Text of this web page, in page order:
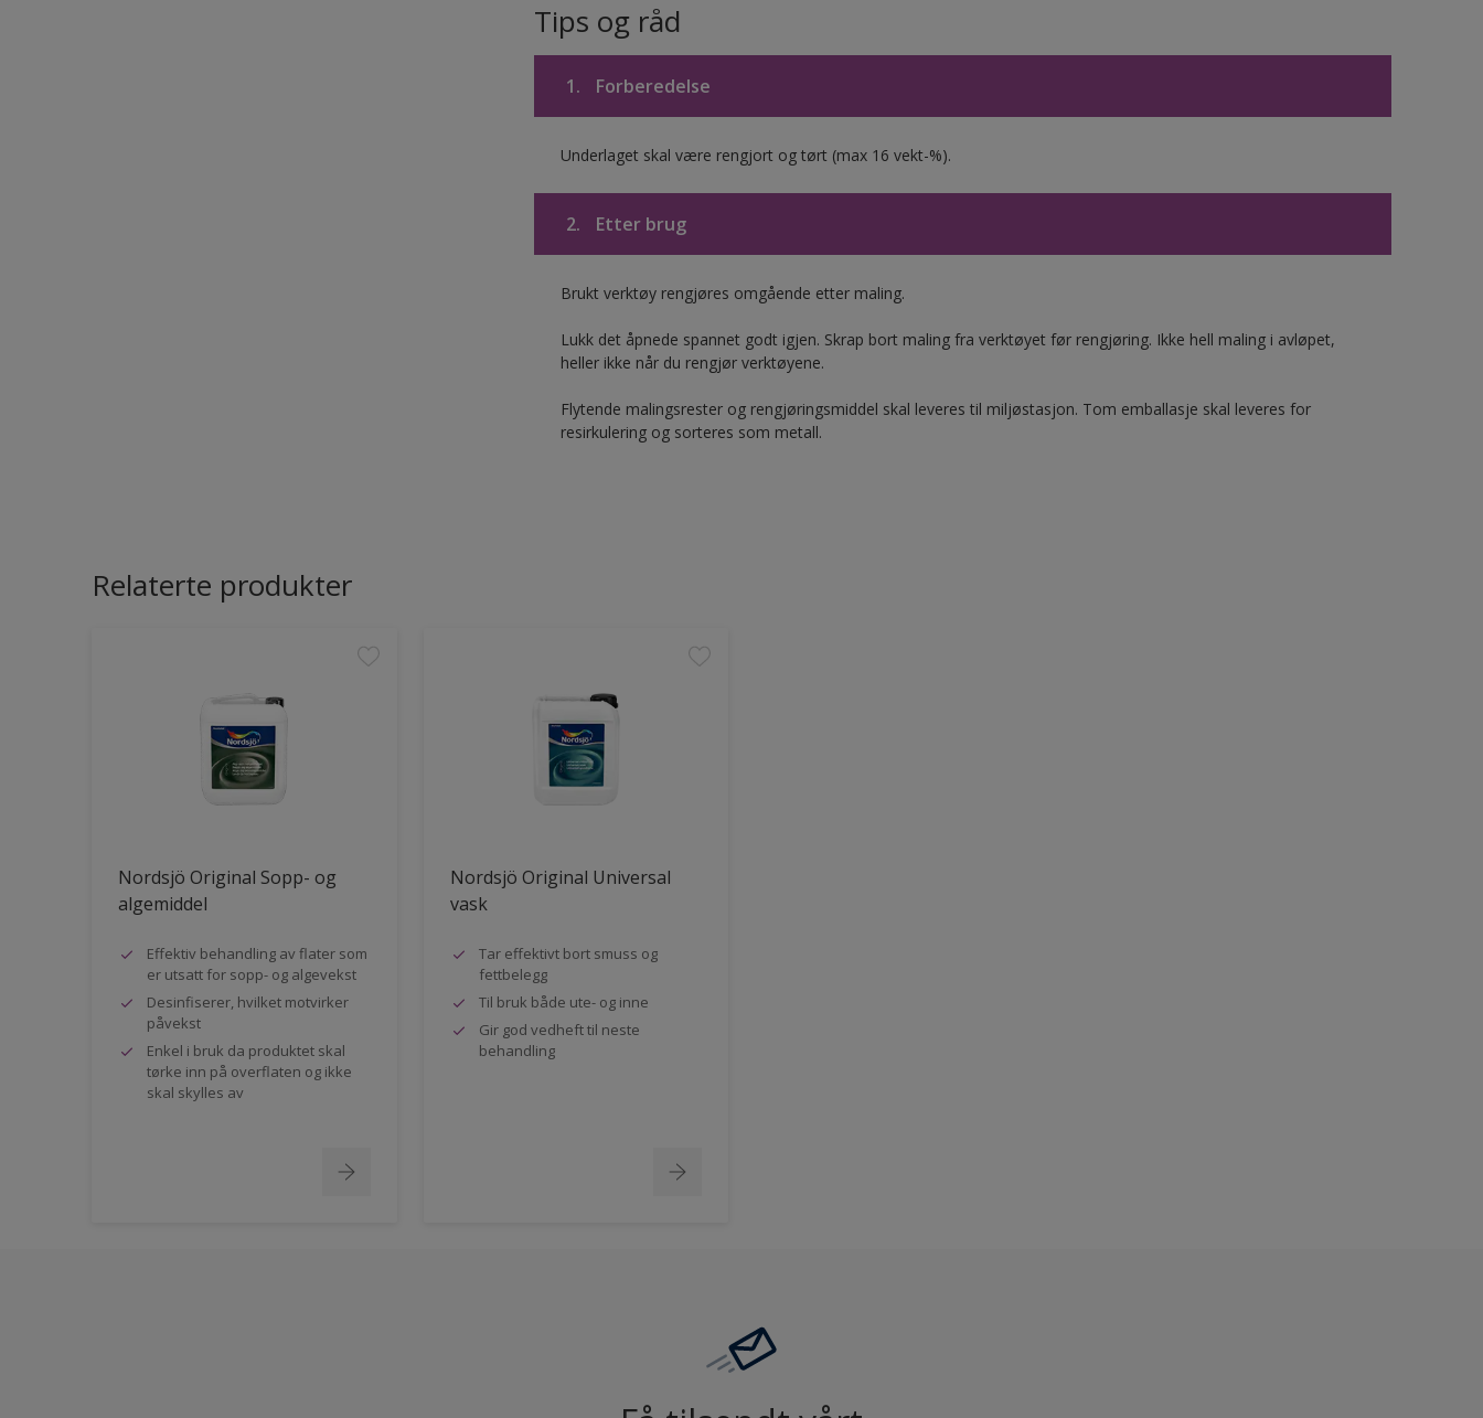
Tips og råd
1. Forberedelse
Underlaget skal være rengjort og tørt (max 16 vekt-%).
2. Etter brug
Brukt verktøy rengjøres omgående etter maling.
Lukk det åpnede spannet godt igjen. Skrap bort maling fra verktøyet før rengjøring. Ikke hell maling i avløpet,
heller ikke når du rengjør verktøyene.
Flytende malingsrester og rengjøringsmiddel skal leveres til miljøstasjon. Tom emballasje skal leveres for
resirkulering og sorteres som metall.
Relaterte produkter
Nordsjö Original Sopp- og
algemiddel
Effektiv behandling av flater som
er utsatt for sopp- og algevekst
Desinfiserer, hvilket motvirker
påvekst
Enkel i bruk da produktet skal
tørke inn på overflaten og ikke
skal skylles av
Nordsjö Original Universal
vask
Tar effektivt bort smuss og
fettbelegg
Til bruk både ute- og inne
Gir god vedheft til neste
behandling